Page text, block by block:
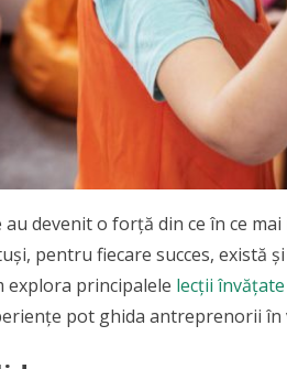
devenit o forță din ce în ce
pentru fiecare succes, există
explora principalele lecții
pot ghida antreprenorii în